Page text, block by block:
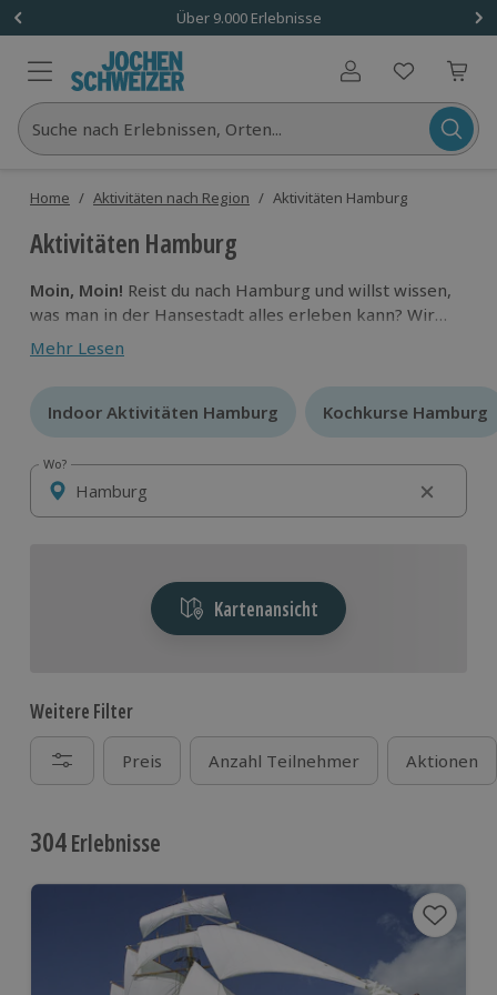
Über 9.000 Erlebnisse
Benutzerkonto
Suche nach Erlebnissen, Orten...
Home / Aktivitäten nach Region / Aktivitäten Hamburg
Aktivitäten Hamburg
Moin, Moin! Reist du nach Hamburg und willst wissen,
was man in der Hansestadt alles erleben kann? Wir
helfen dir, das perfekte Erlebnis für deine Wünsche
zu finden! Ob Bunjee-Jumping vom Hamburger
Sightseeing durch spannende Orte – mit den
Hamburg auf eine ganz neue Art und Weise.
Mehr Lesen
Indoor Aktivitäten Hamburg
Indoor Aktivitäten Hamburg Kochkurse Hamburg
Kochkurse Hamburg
Wo?
Wo?
Kartenansicht
Weitere Filter
Preis Anzahl Teilnehmer Aktionen
304Erlebnisse